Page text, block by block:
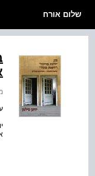
שלום אורח